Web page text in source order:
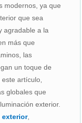
modernos, ya que
que sea
agradable a la
más que
las
un toque de
artículo,
globales que
exterior.
exterior,